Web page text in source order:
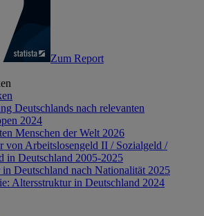
Zum Report
Deutschlands nach relevanten
2024
Menschen der Welt 2026
von Arbeitslosengeld II / Sozialgeld /
in Deutschland 2005-2025
in Deutschland nach Nationalität 2025
Altersstruktur in Deutschland 2024